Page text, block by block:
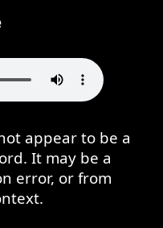
appear to be a
It may be a
error, or from